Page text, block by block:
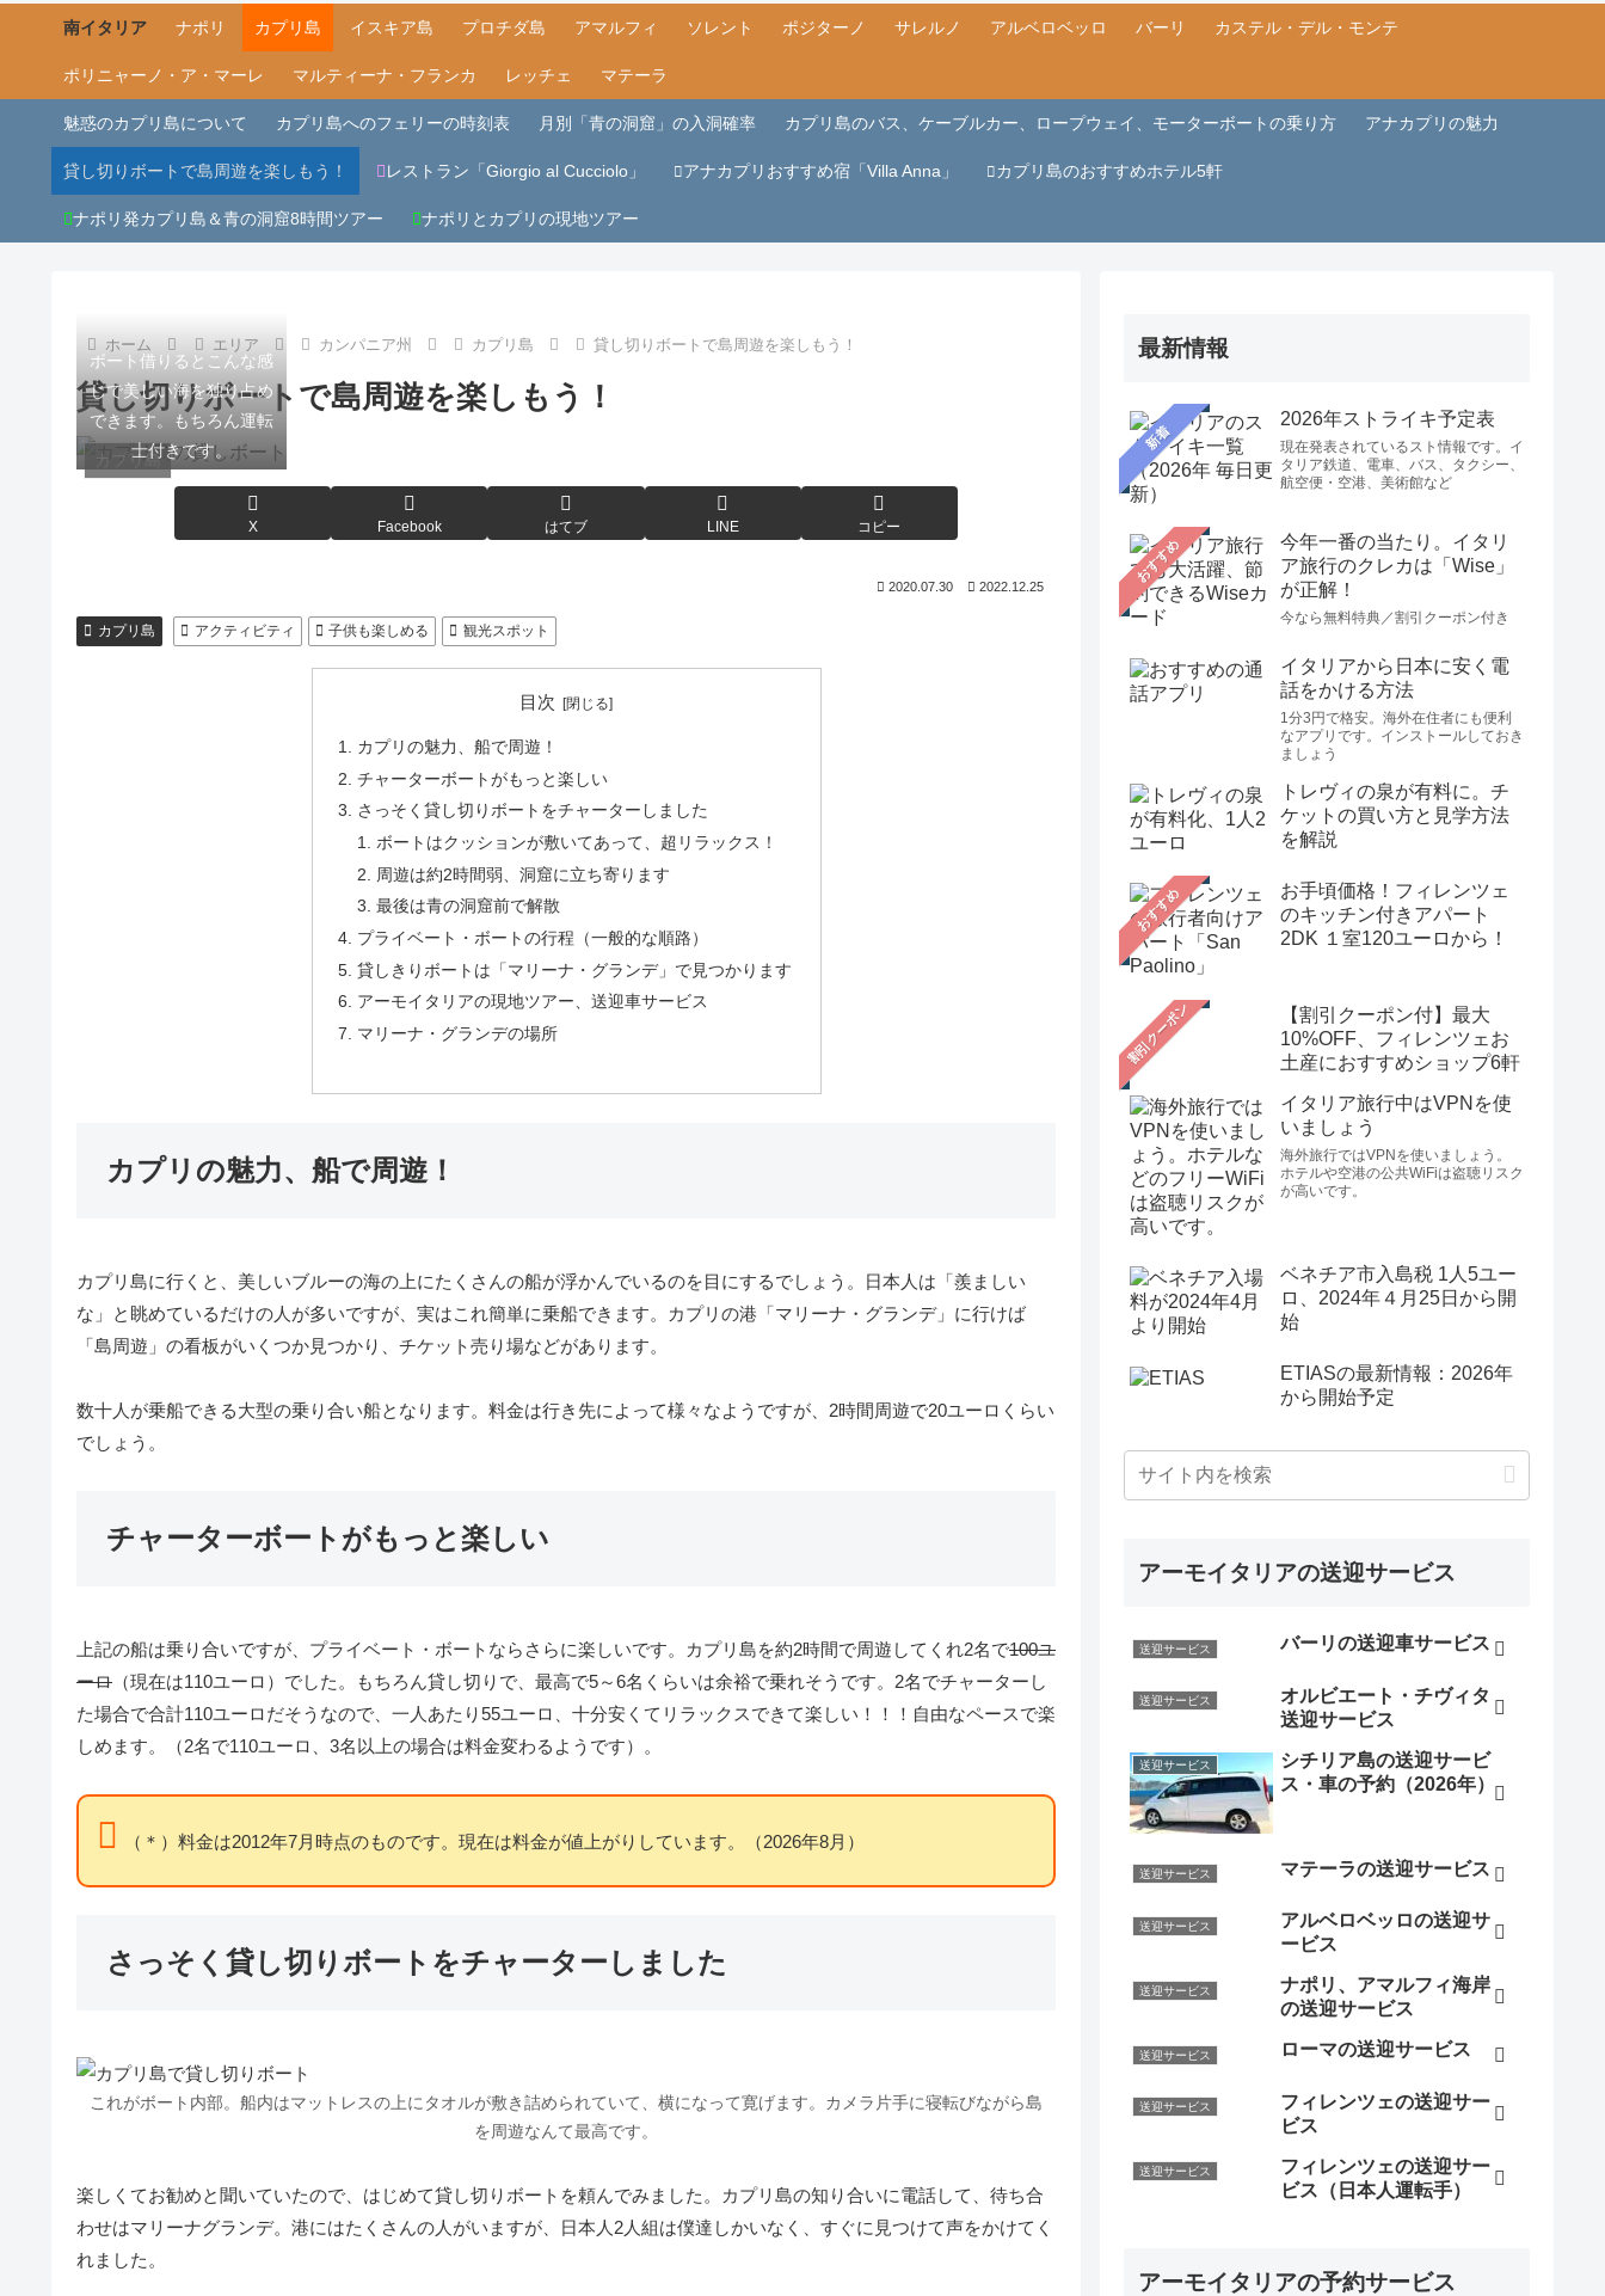
南イタリア ナポリ カプリ島 イスキア島 プロチダ島 アマルフィ ソレント ポジターノ サレルノ アルベロベッロ バーリ カステル・デル・モンテ
ポリニャーノ・ア・マーレ マルティーナ・フランカ レッチェ マテーラ
魅惑のカプリ島について カプリ島へのフェリーの時刻表 月別「青の洞窟」の入洞確率 カプリ島のバス、ケーブルカー、ロープウェイ、モーターボートの乗り方 アナカプリの魅力
貸し切りボートで島周遊を楽しもう！ レストラン「Giorgio al Cucciolo」 アナカプリおすすめ宿「Villa Anna」 カプリ島のおすすめホテル5軒
ナポリ発カプリ島＆青の洞窟8時間ツアー ナポリとカプリの現地ツアー
ホーム エリア カンパニア州 カプリ島 貸し切りボートで島周遊を楽しもう！
貸し切りボートで島周遊を楽しもう！
カプリ島
ボート借りるとこんな感
じで美しい海を独り占め
できます。もちろん運転
士付きです。
X Facebook はてブ LINE コピー
2020.07.30 2022.12.25
カプリ島 アクティビティ 子供も楽しめる 観光スポット
目次
カプリの魅力、船で周遊！
チャーターボートがもっと楽しい
さっそく貸し切りボートをチャーターしました
ボートはクッションが敷いてあって、超リラックス！
周遊は約2時間弱、洞窟に立ち寄ります
最後は青の洞窟前で解散
プライベート・ボートの行程（一般的な順路）
貸しきりボートは「マリーナ・グランデ」で見つかります
アーモイタリアの現地ツアー、送迎車サービス
マリーナ・グランデの場所
カプリの魅力、船で周遊！
カプリ島に行くと、美しいブルーの海の上にたくさんの船が浮かんでいるのを目にするでしょう。日本人は「羨ましい
な」と眺めているだけの人が多いですが、実はこれ簡単に乗船できます。カプリの港「マリーナ・グランデ」に行けば
「島周遊」の看板がいくつか見つかり、チケット売り場などがあります。
数十人が乗船できる大型の乗り合い船となります。料金は行き先によって様々なようですが、2時間周遊で20ユーロくらい
でしょう。
チャーターボートがもっと楽しい
上記の船は乗り合いですが、プライベート・ボートならさらに楽しいです。カプリ島を約2時間で周遊してくれ2名で100ユ
ーロ （現在は110ユーロ）でした。もちろん貸し切りで、最高で5～6名くらいは余裕で乗れそうです。2名でチャーターし
た場合で合計110ユーロだそうなので、一人あたり55ユーロ、十分安くてリラックスできて楽しい！！！自由なペースで楽
しめます。（2名で110ユーロ、3名以上の場合は料金変わるようです）。
（＊）料金は2012年7月時点のものです。現在は料金が値上がりしています。（2026年8月）
さっそく貸し切りボートをチャーターしました
これがボート内部。船内はマットレスの上にタオルが敷き詰められていて、横になって寛げます。カメラ片手に寝転びながら島
を周遊なんて最高です。
楽しくてお勧めと聞いていたので、はじめて貸し切りボートを頼んでみました。カプリ島の知り合いに電話して、待ち合
わせはマリーナグランデ。港にはたくさんの人がいますが、日本人2人組は僕達しかいなく、すぐに見つけて声をかけてく
れました。
最新情報
新着
2026年ストライキ予定表
現在発表されているスト情報です。イ
タリア鉄道、電車、バス、タクシー、
航空便・空港、美術館など
おすすめ
今年一番の当たり。イタリ
ア旅行のクレカは「Wise」
が正解！
今なら無料特典／割引クーポン付き
イタリアから日本に安く電
話をかける方法
1分3円で格安。海外在住者にも便利
なアプリです。インストールしておき
ましょう
トレヴィの泉が有料に。チ
ケットの買い方と見学方法
を解説
おすすめ
お手頃価格！フィレンツェ
のキッチン付きアパート
2DK １室120ユーロから！
【割引クーポン付】最大
10%OFF、フィレンツェお
土産におすすめショップ6軒
イタリア旅行中はVPNを使
いましょう
海外旅行ではVPNを使いましょう。
ホテルや空港の公共WiFiは盗聴リスク
が高いです。
ベネチア市入島税 1人5ユー
ロ、2024年４月25日から開
始
ETIASの最新情報：2026年
から開始予定
アーモイタリアの送迎サービス
送迎サービス バーリの送迎車サービス
送迎サービス
オルビエート・チヴィタ
送迎サービス
送迎サービス
シチリア島の送迎サービ
ス・車の予約（2026年）
送迎サービス マテーラの送迎サービス
送迎サービス
アルベロベッロの送迎サ
ービス
送迎サービス
ナポリ、アマルフィ海岸
の送迎サービス
送迎サービス ローマの送迎サービス
送迎サービス
フィレンツェの送迎サー
ビス
送迎サービス
フィレンツェの送迎サー
ビス（日本人運転手）
アーモイタリアの予約サービス